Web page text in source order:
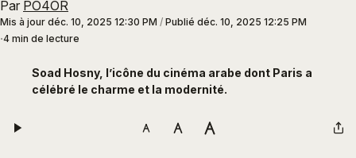
Par PO4OR
Mis à jour déc. 10, 2025 12:30 PM / Publié déc. 10, 2025 12:25 PM
4 min de lecture
Soad Hosny, l’icône du cinéma arabe dont Paris a
célébré le charme et la modernité.